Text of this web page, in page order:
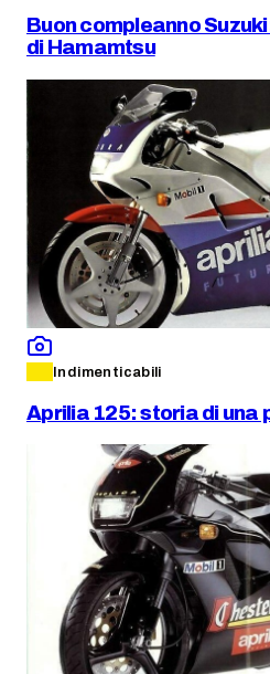
Buon compleanno
di Hamamtsu
Indimenticabili
Aprilia 125: storia di una